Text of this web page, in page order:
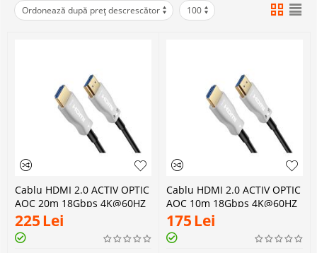
Ordonează după preț descrescător 100
Cablu HDMI 2.0 ACTIV OPTIC
AOC 20m 18Gbps 4K@60HZ
225Lei
Cablu HDMI 2.0 ACTIV OPTIC
AOC 10m 18Gbps 4K@60HZ
175Lei